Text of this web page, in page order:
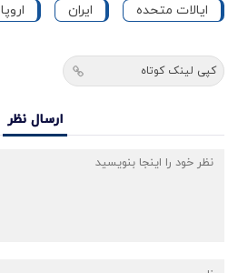
ایالات متحده ایران اروپا
کپی لینک کوتاه
ارسال نظر